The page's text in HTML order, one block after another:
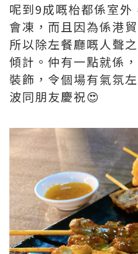
呢到9成嘅枱都係室外
會凍，而且因為係港
所以除左餐廳嘅人聲
傾計。仲有一點就係
裝飾，令個場有氣氛
波同朋友慶祝😍